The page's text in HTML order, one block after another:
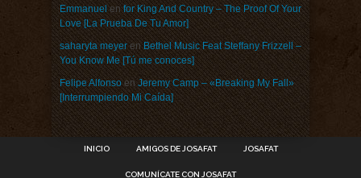
Emmanuelenfor King And Country – The Proof Of Your
Love [La Prueba De Tu Amor]
saharyta meyerenBethel Music Feat Steffany Frizzell –
You Know Me [Tú me conoces]
Felipe AlfonsoenJeremy Camp – «Breaking My Fall»
[Interrumpiendo Mi Caída]
INICIO AMIGOS DE JOSAFAT JOSAFAT
COMUNÍCATE CON JOSAFAT